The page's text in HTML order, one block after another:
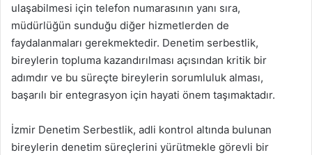
ulaşabilmesi için telefon numarasının yanı sıra,
müdürlüğün sunduğu diğer hizmetlerden de
faydalanmaları gerekmektedir. Denetim serbestlik,
bireylerin topluma kazandırılması açısından kritik bir
adımdır ve bu süreçte bireylerin sorumluluk alması,
başarılı bir entegrasyon için hayati önem taşımaktadır.
İzmir Denetim Serbestlik, adli kontrol altında bulunan
bireylerin denetim süreçlerini yürütmekle görevli bir